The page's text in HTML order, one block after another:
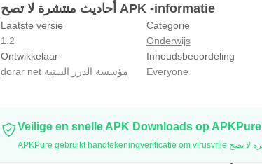
أحاديث منتشرة لا تصح APK -informatie
Laatste versie
1.2
Categorie
Onderwijs
Ontwikkelaar
dorar net مؤسسة الدرر السنية
Inhoudsbeoordeling
Everyone
Veilige en snelle APK Downloads op APKPure